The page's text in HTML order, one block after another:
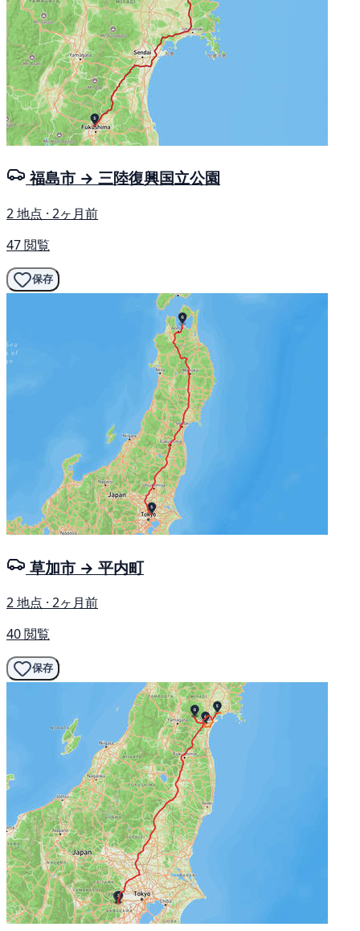
福島市 → 三陸復興国立公園
2 地点 · 2ヶ月前
47 閲覧
保存
草加市 → 平内町
2 地点 · 2ヶ月前
40 閲覧
保存